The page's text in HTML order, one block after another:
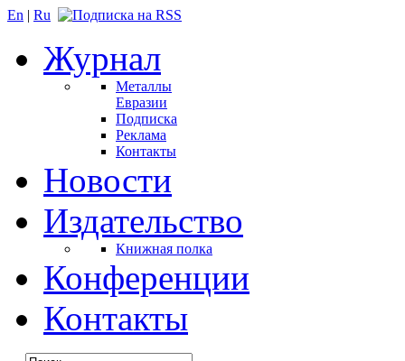
En | Ru
Журнал
Металлы
Евразии
Подписка
Реклама
Контакты
Новости
Издательство
Книжная полка
Конференции
Контакты